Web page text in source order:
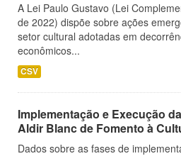
A Lei Paulo Gustavo (Lei
de 2022) dispõe sobre ações
setor cultural adotadas em
econômicos...
CSV
Implementação e Execução
Aldir Blanc de Fomento à
Dados sobre as fases de